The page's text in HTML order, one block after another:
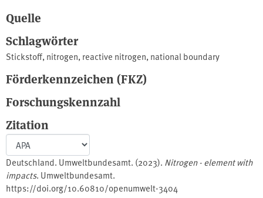
Quelle
Schlagwörter
Stickstoff,nitrogen,reactive nitrogen,national boundary
Förderkennzeichen (FKZ)
Forschungskennzahl
Zitation
Deutschland. Umweltbundesamt. (2023). Nitrogen - element with
impacts. Umweltbundesamt.
https://doi.org/10.60810/openumwelt-3404